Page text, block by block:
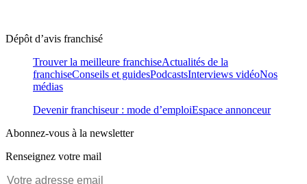
Dépôt d’avis franchisé
Trouver la meilleure franchiseActualités de la
franchiseConseils et guidesPodcastsInterviews vidéoNos
médias
Devenir franchiseur : mode d’emploiEspace annonceur
Abonnez-vous à la newsletter
Renseignez votre mail